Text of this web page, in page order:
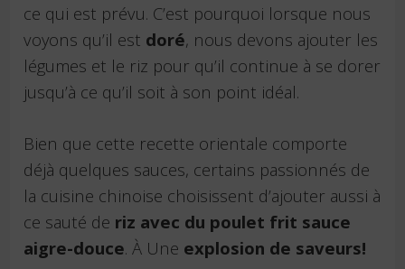
ce qui est prévu. C’est pourquoi lorsque nous
voyons qu’il est doré, nous devons ajouter les
légumes et le riz pour qu’il continue à se dorer
jusqu’à ce qu’il soit à son point idéal.
Bien que cette recette orientale comporte
déjà quelques sauces, certains passionnés de
la cuisine chinoise choisissent d’ajouter aussi à
ce sauté de riz avec du poulet frit sauce
aigre-douce. À Une explosion de saveurs!